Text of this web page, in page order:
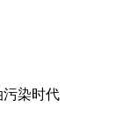
污染时代